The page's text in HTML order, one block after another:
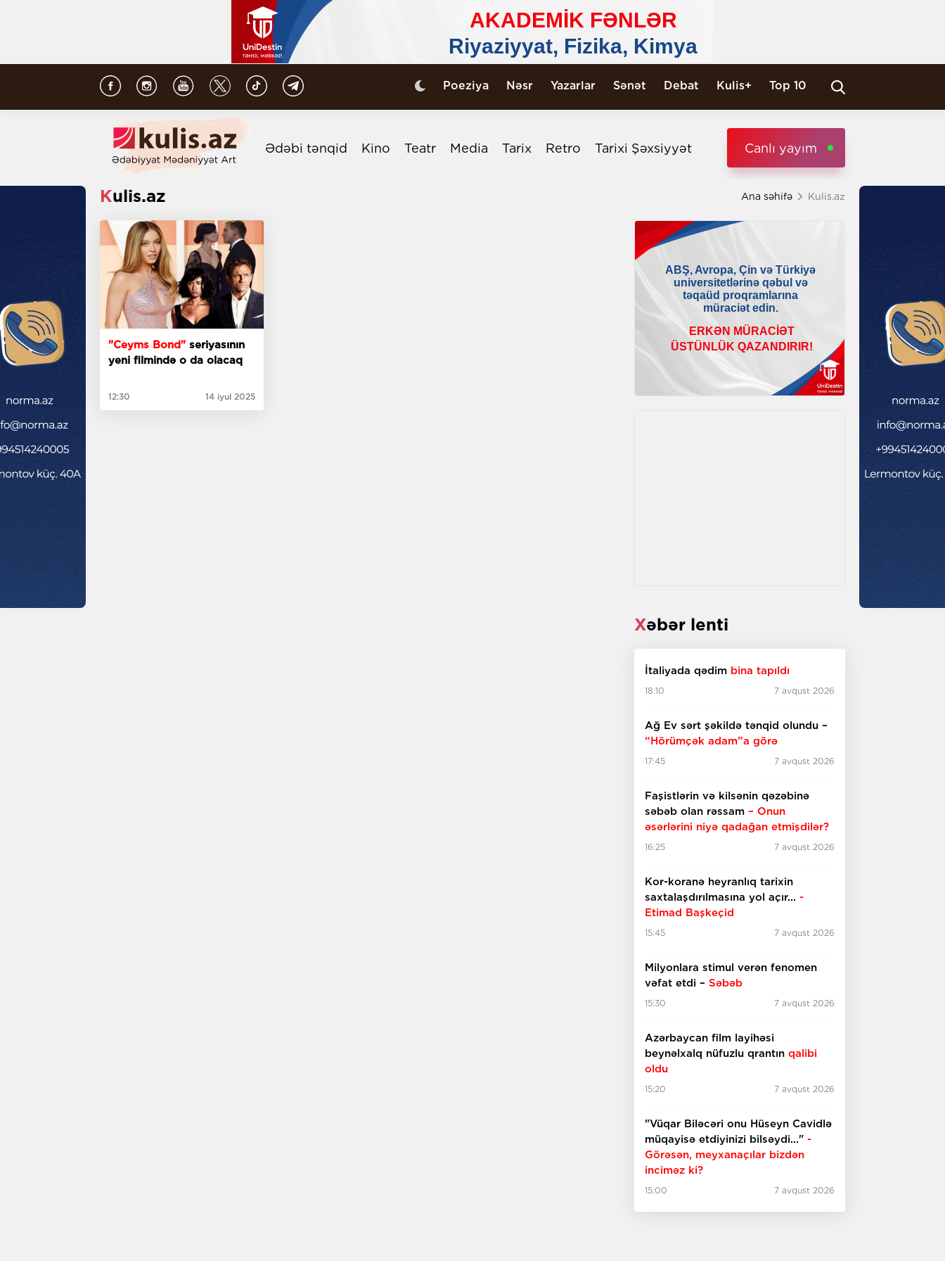
Poeziya Nəsr Yazarlar Sənət Debat Kulis+ Top 10
Ədəbi tənqid Kino Teatr Media Tarix Retro Tarixi Şəxsiyyət Canlı yayım
Kulis.az Ana səhifə Kulis.az
"Ceyms Bond"seriyasının
yeni filmində o da olacaq
12:30 14 iyul 2025
Xəbər lenti
İtaliyada qədim bina tapıldı
18:10 7 avqust 2026
Ağ Ev sərt şəkildə tənqid olundu –
“Hörümçək adam”a görə
17:45 7 avqust 2026
Faşistlərin və kilsənin qəzəbinə
səbəb olan rəssam – Onun
əsərlərini niyə qadağan etmişdilər?
16:25 7 avqust 2026
Kor-koranə heyranlıq tarixin
saxtalaşdırılmasına yol açır... -
Etimad Başkeçid
15:45 7 avqust 2026
Milyonlara stimul verən fenomen
vəfat etdi – Səbəb
15:30 7 avqust 2026
Azərbaycan film layihəsi
beynəlxalq nüfuzlu qrantın qalibi
oldu
15:20 7 avqust 2026
"Vüqar Biləcəri onu Hüseyn Cavidlə
müqayisə etdiyinizi bilsəydi..." -
Görəsən, meyxanaçılar bizdən
inciməz ki?
15:00 7 avqust 2026